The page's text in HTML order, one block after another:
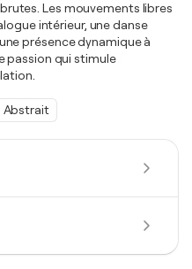
Les mouvements libres
intérieur, une danse
présence dynamique à
passion qui stimule
Abstrait